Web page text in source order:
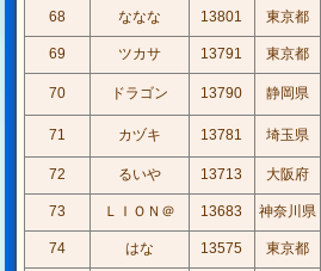
68
ななな 13801 東京都
69 ツカサ 13791 東京都
70 ドラゴン 13790 静岡県
71
カヅキ 13781 埼玉県
72
るいや 13713 大阪府
73 ＬＩＯＮ＠ 13683 神奈川県
74 はな 13575 東京都